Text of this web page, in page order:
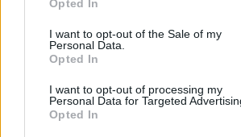
use your data for below specified
consent section.
Opted In
I want to opt-out of the Sale of my
Personal Data.
Opted In
I want to opt-out of processing my
Personal Data for Targeted
Opted In